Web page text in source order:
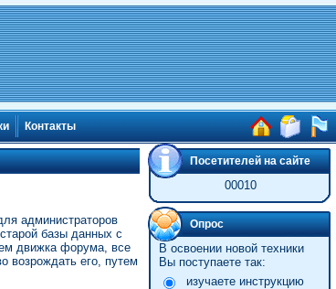
Контакты
администраторов
базы данных с
движка форума, все
возрождать его, путем
Посетителей на сайте
00010
Опрос
В освоении новой техники
Вы поступаете так:
изучаете инструкцию